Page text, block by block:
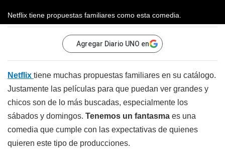
Netflix tiene propuestas familiares como esta comedia.
Agregar Diario UNO en
Netflix tiene muchas propuestas familiares en su catálogo.
Justamente las películas para que puedan ver grandes y
chicos son de lo más buscadas, especialmente los
sábados y domingos. Tenemos un fantasma es una
comedia que cumple con las expectativas de quienes
quieren este tipo de producciones.